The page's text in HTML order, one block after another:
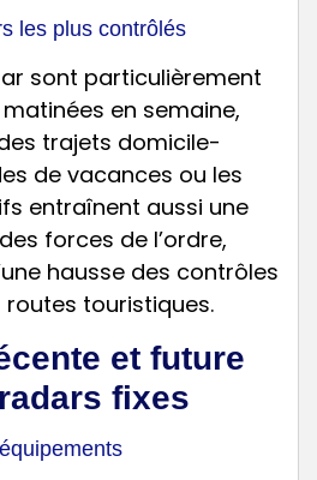
les plus contrôlés
sont particulièrement
en semaine,
trajets domicile-
de vacances ou les
entraînent aussi une
forces de l’ordre,
hausse des contrôles
routes touristiques.
et future
fixes